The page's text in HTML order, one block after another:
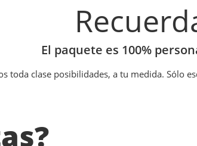
toda clase posibilidades, a tu medida. Sólo
El paquete es 100%